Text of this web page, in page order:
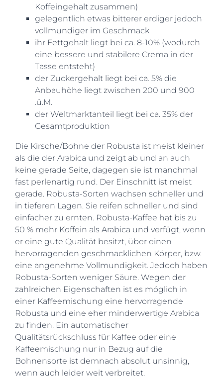
Koffeingehalt zusammen)
gelegentlich etwas bitterer erdiger jedoch
vollmundiger im Geschmack
ihr Fettgehalt liegt bei ca. 8-10% (wodurch
eine bessere und stabilere Crema in der
Tasse entsteht)
der Zuckergehalt liegt bei ca. 5% die
Anbauhöhe liegt zwischen 200 und 900
.ü.M.
der Weltmarktanteil liegt bei ca. 35% der
Gesamtproduktion
Die Kirsche/Bohne der Robusta ist meist kleiner
als die der Arabica und zeigt ab und an auch
keine gerade Seite, dagegen sie ist manchmal
fast perlenartig rund. Der Einschnitt ist meist
gerade. Robusta-Sorten wachsen schneller und
in tieferen Lagen. Sie reifen schneller und sind
einfacher zu ernten. Robusta-Kaffee hat bis zu
50 % mehr Koffein als Arabica und verfügt, wenn
er eine gute Qualität besitzt, über einen
hervorragenden geschmacklichen Körper, bzw.
eine angenehme Vollmundigkeit. Jedoch haben
Robusta-Sorten weniger Säure. Wegen der
zahlreichen Eigenschaften ist es möglich in
einer Kaffeemischung eine hervorragende
Robusta und eine eher minderwertige Arabica
zu finden. Ein automatischer
Qualitätsrückschluss für Kaffee oder eine
Kaffeemischung nur in Bezug auf die
Bohnensorte ist demnach absolut unsinnig,
wenn auch leider weit verbreitet.